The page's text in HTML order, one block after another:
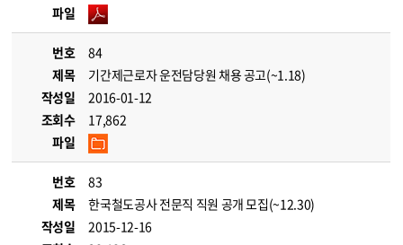
파일
번호
84
제목
기간제근로자 운전담당원 채용 공고(~1.18)
작성일
2016-01-12
조회수
17,862
파일
번호
83
제목
한국철도공사 전문직 직원 공개 모집(~12.30)
작성일
2015-12-16